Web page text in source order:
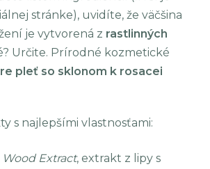
stránke), uvidíte, že väčšina
je vytvorená z rastlinných
Určite. Prírodné kozmetické
pleť so sklonom k rosacei
s najlepšími vlastnosťami:
Wood Extract, extrakt z lipy s